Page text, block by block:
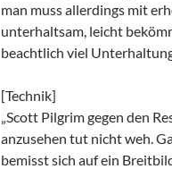
man muss allerdings mit
unterhaltsam, leicht
beachtlich viel
[Technik]
„Scott Pilgrim gegen den
anzusehen tut nicht weh.
bemisst sich auf ein